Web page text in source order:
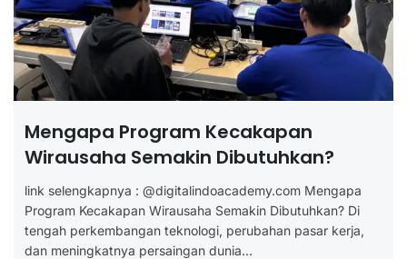
Mengapa Program Kecakapan
Wirausaha Semakin Dibutuhkan?
link selengkapnya : @digitalindoacademy.com Mengapa
Program Kecakapan Wirausaha Semakin Dibutuhkan? Di
tengah perkembangan teknologi, perubahan pasar kerja,
dan meningkatnya persaingan dunia...